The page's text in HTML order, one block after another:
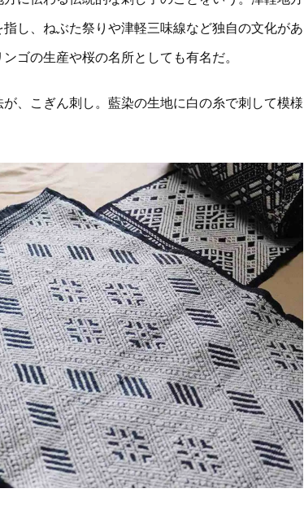
し、ねぶた祭りや津軽三味線など独自の文化があ
ゴの生産や桜の名所としても有名だ。
、こぎん刺し。藍染の生地に白の糸で刺して模様